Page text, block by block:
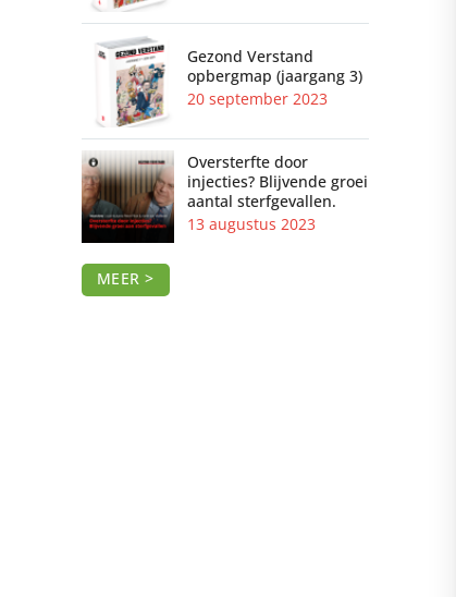
Gezond Verstand
opbergmap (jaargang 3)
20 september 2023
Oversterfte door
injecties? Blijvende groei
aantal sterfgevallen.
13 augustus 2023
MEER >